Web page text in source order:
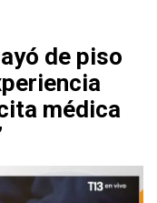
de piso
médica